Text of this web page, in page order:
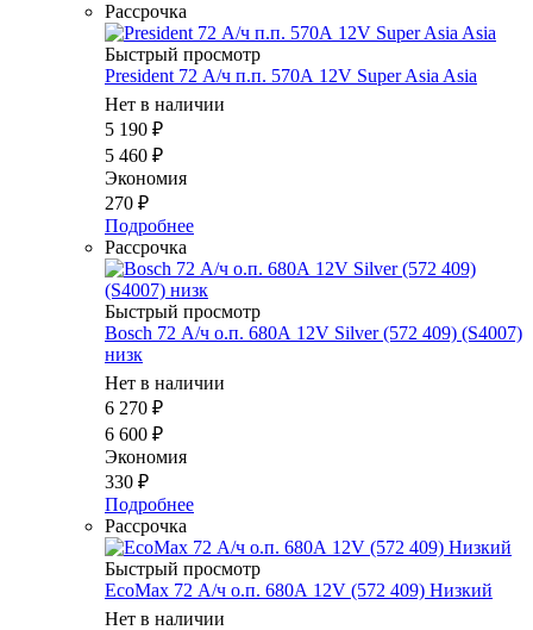
Рассрочка
Быстрый просмотр
President 72 А/ч п.п. 570А 12V Supеr Asia Asia
Нет в наличии
5 190 ₽
5 460 ₽
Экономия
270 ₽
Подробнее
Рассрочка
Быстрый просмотр
Bosch 72 А/ч о.п. 680А 12V Silver (572 409) (S4007)
низк
Нет в наличии
6 270 ₽
6 600 ₽
Экономия
330 ₽
Подробнее
Рассрочка
Быстрый просмотр
EcoMax 72 А/ч о.п. 680А 12V (572 409) Низкий
Нет в наличии